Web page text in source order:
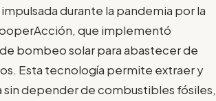
durante la pandemia por la
que implementó
bombeo solar para abastecer de
Esta tecnología permite extraer y
sin depender de combustibles fósiles,